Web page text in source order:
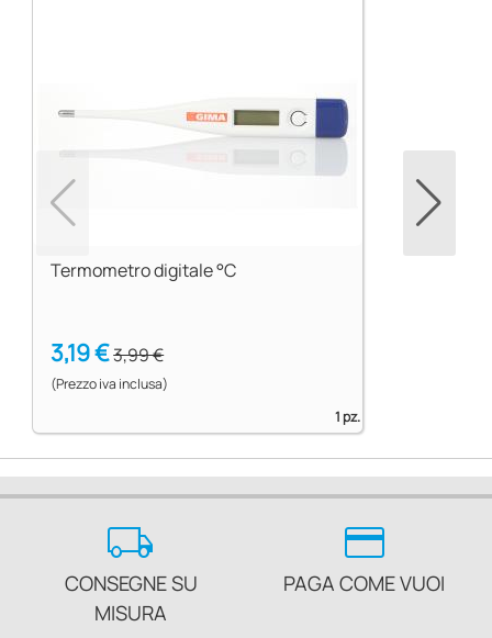
Termometro digitale °C
3,19 €3,99 €
(Prezzo iva inclusa)
1 pz.
local_shipping
CONSEGNE SU
MISURA
credit_card
PAGA COME VUOI